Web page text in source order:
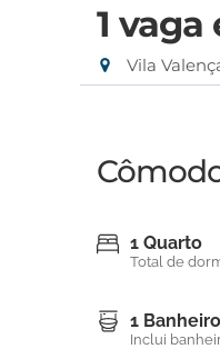
1 vaga
Vila
1 Quarto
Total de
1 Banheiro
Inclui